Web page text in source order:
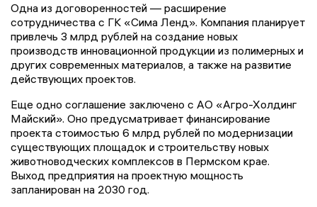
Одна из договоренностей — расширение
сотрудничества с ГК «Сима Ленд». Компания планирует
привлечь 3 млрд рублей на создание новых
производств инновационной продукции из полимерных и
других современных материалов, а также на развитие
действующих проектов.
Еще одно соглашение заключено с АО «Агро-Холдинг
Майский». Оно предусматривает финансирование
проекта стоимостью 6 млрд рублей по модернизации
существующих площадок и строительству новых
животноводческих комплексов в Пермском крае.
Выход предприятия на проектную мощность
запланирован на 2030 год.